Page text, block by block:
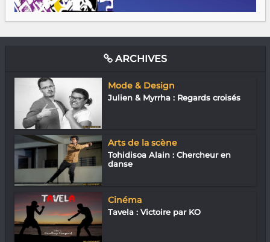
ARCHIVES
Mode & Design
Julien & Myrrha : Regards croisés
Arts de la scène
Tohidisoa Alain : Chercheur en
danse
Cinéma
Tavela : Victoire par KO